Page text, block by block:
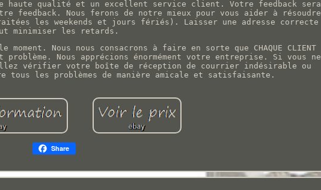
qualité et un excellent service client. Votre feedback sera
feedback. Nous ferons de notre mieux pour vous aider à résoudre
les weekends et jours fériés). Laisser une adresse correcte
minimiser les retards.
Nous nous consacrons à faire en sorte que CHAQUE CLIENT
Nous apprécions énormément votre entreprise. Si vous ne
vérifier votre boîte de réception de courrier indésirable ou
tous les problèmes de manière amicale et satisfaisante.
Share